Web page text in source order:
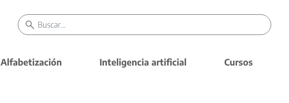
Alfabetización Inteligencia artificial Cursos